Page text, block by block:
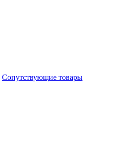
Сопутствующие товары